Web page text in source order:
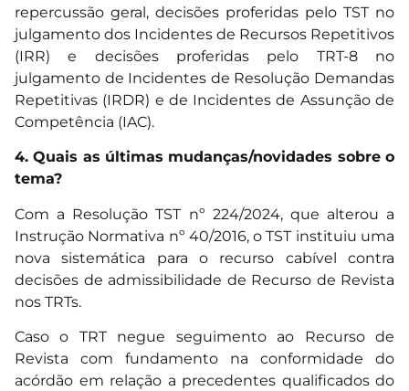
repercussão geral, decisões proferidas pelo TST no
julgamento dos Incidentes de Recursos Repetitivos
(IRR) e decisões proferidas pelo TRT-8 no
julgamento de Incidentes de Resolução Demandas
Repetitivas (IRDR) e de Incidentes de Assunção de
Competência (IAC).
4. Quais as últimas mudanças/novidades sobre o
tema?
Com a Resolução TST nº 224/2024, que alterou a
Instrução Normativa nº 40/2016, o TST instituiu uma
nova sistemática para o recurso cabível contra
decisões de admissibilidade de Recurso de Revista
nos TRTs.
Caso o TRT negue seguimento ao Recurso de
Revista com fundamento na conformidade do
acórdão em relação a precedentes qualificados do